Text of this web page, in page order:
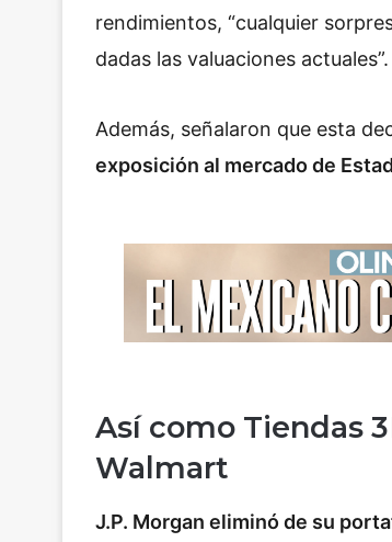
rendimientos, “cualquier
dadas las valuaciones actuales”.
Además, señalaron que esta
exposición al mercado de
Así como Tiendas
Walmart
J.P. Morgan eliminó de su